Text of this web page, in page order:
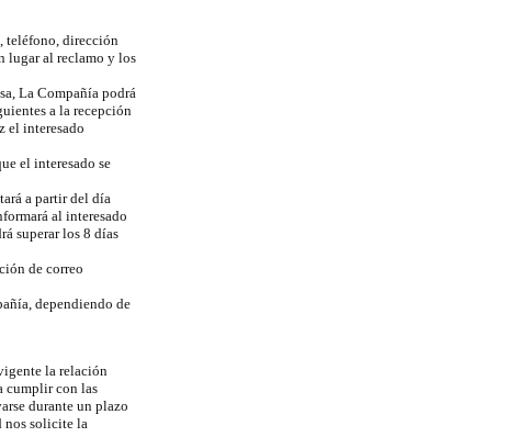
teléfono, dirección
lugar al reclamo y los
La Compañía podrá
a la recepción
el interesado
el interesado se
a partir del día
al interesado
superar los 8 días
de correo
dependiendo de
la relación
cumplir con las
durante un plazo
nos solicite la